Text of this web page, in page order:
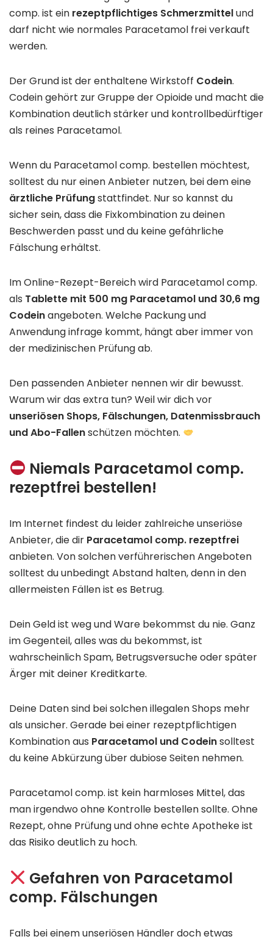
comp. ist ein rezeptpflichtiges Schmerzmittelund
darf nicht wie normales Paracetamol frei verkauft
werden.
Der Grund ist der enthaltene Wirkstoff Codein.
Codein gehört zur Gruppe der Opioide und macht die
Kombination deutlich stärker und kontrollbedürftiger
als reines Paracetamol.
Wenn du Paracetamol comp. bestellen möchtest,
solltest du nur einen Anbieter nutzen, bei dem eine
ärztliche Prüfungstattfindet. Nur so kannst du
sicher sein, dass die Fixkombination zu deinen
Beschwerden passt und du keine gefährliche
Fälschung erhältst.
Im Online-Rezept-Bereich wird Paracetamol comp.
als Tablette mit 500 mg Paracetamol und 30,6 mg
Codeinangeboten. Welche Packung und
Anwendung infrage kommt, hängt aber immer von
der medizinischen Prüfung ab.
Den passenden Anbieter nennen wir dir bewusst.
Warum wir das extra tun? Weil wir dich vor
unseriösen Shops, Fälschungen, Datenmissbrauch
und Abo-Fallenschützen möchten.
Niemals Paracetamol comp.
rezeptfrei bestellen!
Im Internet findest du leider zahlreiche unseriöse
Anbieter, die dir Paracetamol comp. rezeptfrei
anbieten. Von solchen verführerischen Angeboten
solltest du unbedingt Abstand halten, denn in den
allermeisten Fällen ist es Betrug.
Dein Geld ist weg und Ware bekommst du nie. Ganz
im Gegenteil, alles was du bekommst, ist
wahrscheinlich Spam, Betrugsversuche oder später
Ärger mit deiner Kreditkarte.
Deine Daten sind bei solchen illegalen Shops mehr
als unsicher. Gerade bei einer rezeptpflichtigen
Kombination aus Paracetamol und Codeinsolltest
du keine Abkürzung über dubiose Seiten nehmen.
Paracetamol comp. ist kein harmloses Mittel, das
man irgendwo ohne Kontrolle bestellen sollte. Ohne
Rezept, ohne Prüfung und ohne echte Apotheke ist
das Risiko deutlich zu hoch.
Gefahren von Paracetamol
comp. Fälschungen
Falls bei einem unseriösen Händler doch etwas